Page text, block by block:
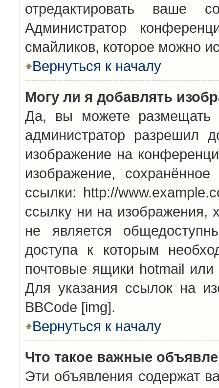
отредактировать ваше
Администратор
смайликов, которое можно
Вернуться к началу
Могу ли я добавлять
Да, вы можете размещать
администратор разрешил
изображение на
изображение,
ссылки: http://
ссылку ни на
не является
доступа к которым
почтовые ящики hotmail
Для указания ссылок на
BBCode [img].
Вернуться к началу
Что такое важные
Эти объявления содержат